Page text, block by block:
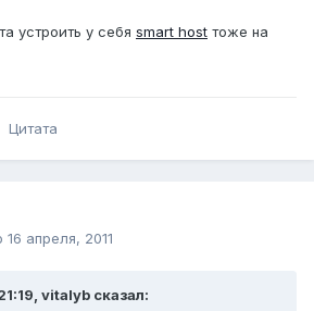
устроить у себя smart host тоже на
Цитата
16 апреля, 2011
vitalyb сказал: